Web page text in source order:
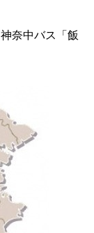
奈中バス「飯